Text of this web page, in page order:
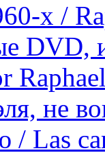
х /
DVD,
не
/ Las